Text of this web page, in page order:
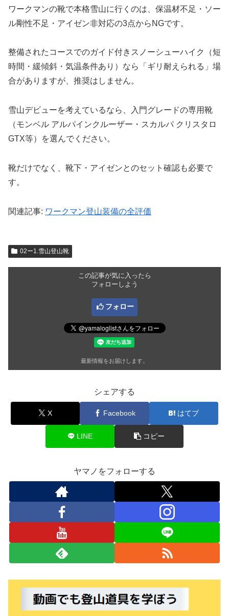
ワークマンの靴で本格雪山に行くのは、保温材不足・ソー
ル剛性不足・アイゼン非対応の3点からNGです。
整備されたコースでのガイド付きスノーシューハイク（短
時間・緩傾斜・気温条件あり）なら「ギリ耐えられる」場
合がありますが、推奨はしません。
雪山デビューを考えているなら、入門グレードの専用靴
（モンベル アルパインクルーザー・スカルパ クリスタロ
GTX等）を選んでください。
靴だけでなく、靴下・アイゼンとのセット確認も必要で
す。
関連記事: ワークマン登山装備の全評価
02ー1.雪山登山靴
この記事が気に入ったら
フォローしよう
フォロー
最新情報をお届けします。
シェアする
X Facebook はてブ
LINE コピー
ヤマノをフォローする